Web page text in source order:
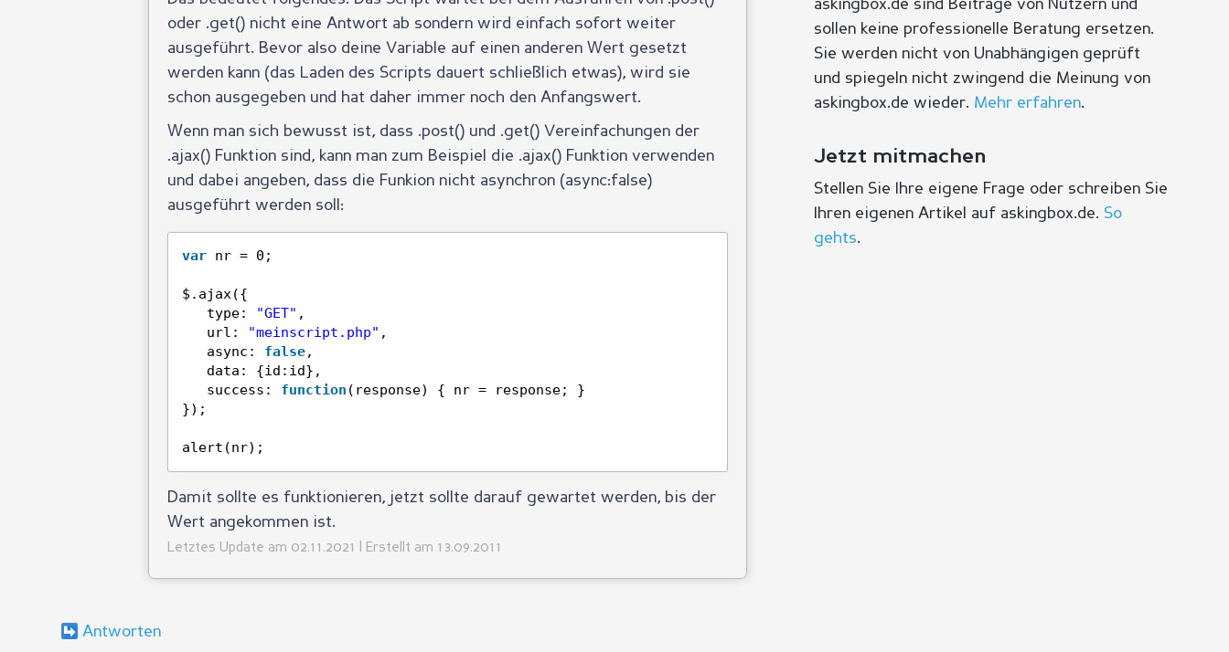
oder .get() nicht eine Antwort ab sondern wird einfach sofort weiter
ausgeführt. Bevor also deine Variable auf einen anderen Wert gesetzt
werden kann (das Laden des Scripts dauert schließlich etwas), wird sie
schon ausgegeben und hat daher immer noch den Anfangswert.
Wenn man sich bewusst ist, dass .post() und .get() Vereinfachungen der
.ajax() Funktion sind, kann man zum Beispiel die .ajax() Funktion verwenden
und dabei angeben, dass die Funkion nicht asynchron (async:false)
ausgeführt werden soll:
var nr = 0;
$.ajax({
type:
"GET" ,
url:
"meinscript.php" ,
async: false,
data: {id:id},
success: function (response) { nr = response; }
});
alert(nr);
Damit sollte es funktionieren, jetzt sollte darauf gewartet werden, bis der
Wert angekommen ist.
Letztes Update am 02.11.2021 | Erstellt am 13.09.2011
Antworten
askingbox.de sind Beiträge von Nutzern und
sollen keine professionelle Beratung ersetzen.
Sie werden nicht von Unabhängigen geprüft
und spiegeln nicht zwingend die Meinung von
askingbox.de wieder. Mehr erfahren.
Jetzt mitmachen
Stellen Sie Ihre eigene Frage oder schreiben Sie
Ihren eigenen Artikel auf askingbox.de. So
gehts.